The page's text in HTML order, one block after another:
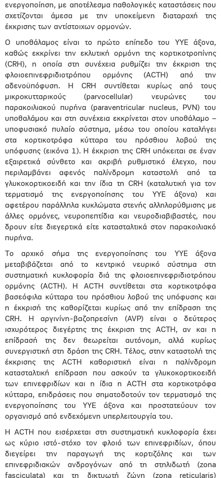
ενεργοποίηση, με αποτέλεσμα παθολογικές καταστάσεις που
σχετίζονται άμεσα με την υποκείμενη διαταραχή της
έκκρισης των αντίστοιχων ορμονών.
Ο υποθάλαμος είναι το πρώτο επίπεδο του ΥΥΕ άξονα,
καθώς εκκρίνει την εκλυτική ορμόνη της κορτικοτροπίνης
(CRH), η οποία στη συνέχεια ρυθμίζει την έκκριση της
φλοιοεπινεφριδιοτρόπου ορμόνης (ACTH) από την
αδενοϋπόφυση. Η CRH συντίθεται κυρίως από τους
μικροκυτταρικούς (parvocellular) νευρώνες του
παρακοιλιακού πυρήνα (paraventricular nucleus, PVN) του
υποθαλάμου και στη συνέχεια εκκρίνεται στον υποθάλαμο –
υποφυσιακό πυλαίο σύστημα, μέσω του οποίου καταλήγει
στα κορτικοτρόφα κύτταρα του πρόσθιου λοβού της
υπόφυσης (εικόνα 1). Η έκκριση της CRH υπόκειται σε έναν
εξαιρετικά σύνθετο και ακριβή ρυθμιστικό έλεγχο, που
περιλαμβάνει αφενός παλίνδρομη καταστολή από τα
γλυκοκορτικοειδή και την ίδια τη CRH (καταλυτική για τον
τερματισμό της ενεργοποίησης του ΥΥΕ άξονα) και
αφετέρου παράλληλα κυκλώματα στενής αλληλορύθμισης με
άλλες ορμόνες, νευροπεπτίδια και νευροδιαβιβαστές, που
δρουν είτε διεγερτικά είτε κατασταλτικά στον παρακοιλιακό
πυρήνα.
Το αρχικό σήμα της ενεργοποίησης του ΥΥΕ άξονα
μεταβιβάζεται από το κεντρικό νευρικό σύστημα στη
συστηματική κυκλοφορία διά της φλοιοεπινεφριδιοτρόπου
ορμόνης (ACTH). Η ACTH συντίθεται στα κορτικοτρόφα
βασεόφιλα κύτταρα του πρόσθιου λοβού της υπόφυσης και
η έκκρισή της καθορίζεται κυρίως από την επίδραση της
CRH. Η αργινίνη-βαζοπρεσίνη (AVP) είναι ο δεύτερος
ισχυρότερος διεγέρτης της έκκριση της ACTH, αν και η
επίδρασή της δεν θεωρείται αυτόνομη, αλλά κυρίως
συνεργιστική στη δράση της CRH. Τέλος, στην καταστολή της
έκκρισης της ACTH καθοριστική είναι η παλίνδρομη
κατασταλτική επίδραση που ασκούν τα γλυκοκορτικοειδή
των επινεφριδίων και η ίδια η ACTH στα κορτικοτρόφα
κύτταρα, επιδράσεις που σηματοδοτούν τον τερματισμό της
ενεργοποίησης του ΥΥΕ άξονα και προστατεύουν τον
οργανισμό από ενδεχόμενη υπερλειτουργία του.
Η ACTH που εισέρχεται στη συστηματική κυκλοφορία έχει
ως κύριο ιστό-στόχο τον φλοιό των επινεφριδίων, όπου
διεγείρει την παραγωγή της κορτιζόλης και των
επινεφριδιακών ανδρογόνων από τη στηλιδωτή (zona
fasciculata) και τη δικτυωτή ζώνη (zona reticularis)